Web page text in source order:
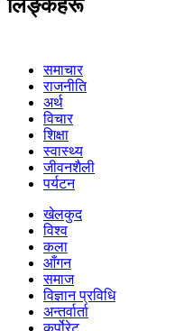
लिङ्कहरू
समाचार
राजनीति
अर्थ
विचार
शिक्षा
स्वास्थ्य
जीवनशैली
पर्यटन
खेलकुद
विश्व
कला
आँगन
समाज
विज्ञान प्रविधि
अन्तर्वार्ता
कर्पोरेट